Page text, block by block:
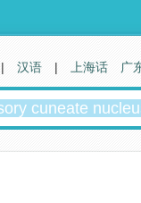
| 汉语 | 上海话 广